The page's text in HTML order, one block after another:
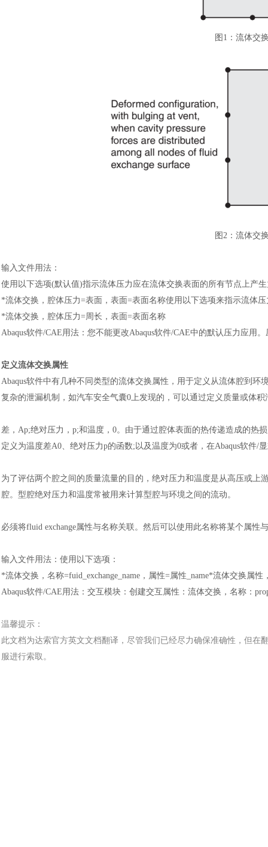
图 1 ： 流体交
图 2 ： 流体交
输入文件用法 ：
使用以下选项(默认值)指示流体压力应在流体交换表面的所有节点上产
*流体交换，腔体压力=表面，表面=表面名称使用以下选项来指示流体
*流体交换，腔体压力=周长，表面=表面名称
Abaqus软件/CAE用法 ： 您不能更改Abaqus软件/CAE中的默认压力应用
定义流体交换属性
Abaqus软件中有几种不同类型的流体交换属性，用于定义从流体腔到
复杂的泄漏机制，如汽车安全气囊0上发现的，可以通过定义质量或体
差， Ap;绝对压力，p;和温度，0。由于通过腔体表面的热传递造成的热
定义为温度差A0、绝对压力p的函数;以及温度为0或者，在Abaqus软件
为了评估两个腔之间的质量流量的目的，绝对压力和温度是从高压或
腔。型腔绝对压力和温度常被用来计算型腔与环境之间的流动。
必须将fluid exchange属性与名称关联。然后可以使用此名称将某个属性
输入文件用法：使用以下选项：
*流体交换，名称=fuid_exchange_name，属性=属性_name*流体交换属性
Abaqus软件/CAE用法：交互模块：创建交互属性：流体交换，名称：
温馨提示：
此文档为达索官方英文文档翻译，尽管我们已经尽力确保准确性，但在
服进行索取。